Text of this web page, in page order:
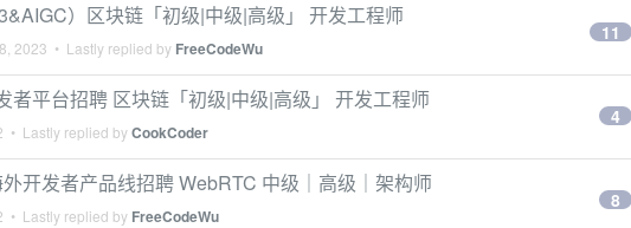
）区块链「初级|中级|高级」 开发工程师
2023 • Lastly replied by FreeCodeWu
11
者平台招聘 区块链「初级|中级|高级」 开发工程师
• Lastly replied byCookCoder
4
开发者产品线招聘 WebRTC 中级｜高级｜架构师
• Lastly replied by FreeCodeWu
8